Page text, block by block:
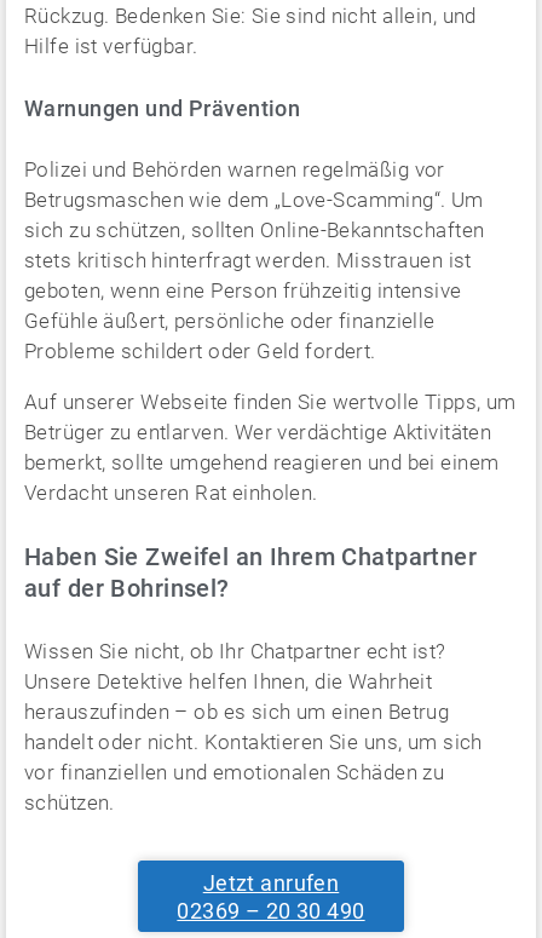
Rückzug. Bedenken Sie: Sie sind nicht allein, und
Hilfe ist verfügbar.
Warnungen und Prävention
Polizei und Behörden warnen regelmäßig vor
Betrugsmaschen wie dem „Love-Scamming“. Um
sich zu schützen, sollten Online-Bekanntschaften
stets kritisch hinterfragt werden. Misstrauen ist
geboten, wenn eine Person frühzeitig intensive
Gefühle äußert, persönliche oder finanzielle
Probleme schildert oder Geld fordert.
Auf unserer Webseite finden Sie wertvolle Tipps, um
Betrüger zu entlarven. Wer verdächtige Aktivitäten
bemerkt, sollte umgehend reagieren und bei einem
Verdacht unseren Rat einholen.
Haben Sie Zweifel an Ihrem Chatpartner
auf der Bohrinsel?
Wissen Sie nicht, ob Ihr Chatpartner echt ist?
Unsere Detektive helfen Ihnen, die Wahrheit
herauszufinden – ob es sich um einen Betrug
handelt oder nicht. Kontaktieren Sie uns, um sich
vor finanziellen und emotionalen Schäden zu
schützen.
Jetzt anrufen
02369 – 20 30 490